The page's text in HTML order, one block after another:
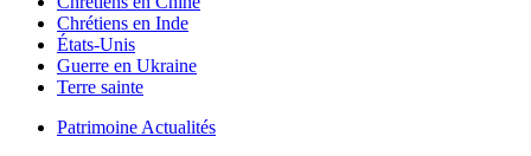
Chrétiens en Inde
États-Unis
Guerre en Ukraine
Terre sainte
Patrimoine Actualités